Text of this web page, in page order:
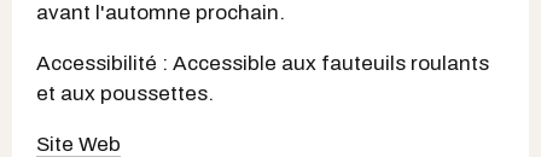
avant l'automne prochain.
Accessibilité : Accessible aux fauteuils roulants
et aux poussettes.
Site Web